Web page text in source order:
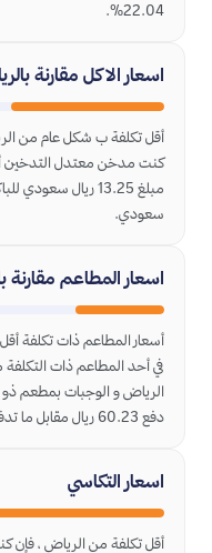
22.04%.
اسعار الاكل مقارنة
أقل تكلفة ب شكل عام من
كنت مدخن معتدل التدخين
سعودي.
اسعار المطاعم مقارنة
الرياض و الوجبات بمطعم
دفع 60.23 ريال مقابل ما تدفعه في
اسعار التكاسي
أقل تكلفة من الرياض ، فإن